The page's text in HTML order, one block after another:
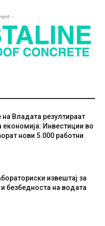
-
на Владата резултираат
економија: Инвестиции во
нови 5.000 работни
извештај за
и безбедноста на водата